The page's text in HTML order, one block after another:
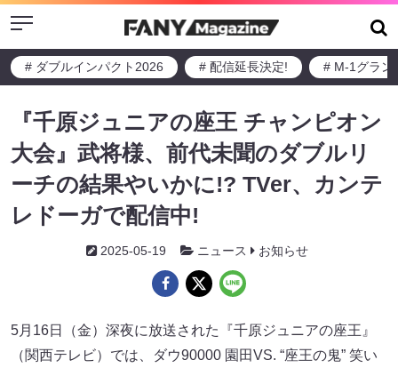
Menu
# ダブルインパクト2026 # 配信延長決定! # M-1グラン
『千原ジュニアの座王 チャンピオン
大会』武将様、前代未聞のダブルリ
ーチの結果やいかに!? TVer、カンテ
レドーガで配信中!
2025-05-19 ニュース お知らせ
5月16日（金）深夜に放送された『千原ジュニアの座王』
（関西テレビ）では、ダウ90000 園田VS. “座王の鬼” 笑い